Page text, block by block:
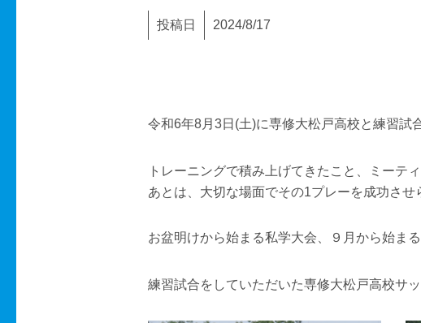
投稿日 2024/8/17
令和6年8月3日(土)に専修大松戸高校と練習試
トレーニングで積み上げてきたこと、ミーテ
あとは、大切な場面でその1プレーを成功さ
お盆明けから始まる私学大会、９月から始ま
練習試合をしていただいた専修大松戸高校サ